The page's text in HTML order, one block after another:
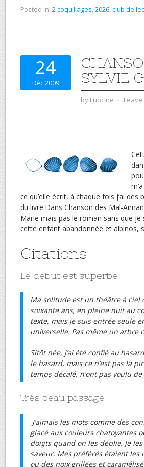
Posted in: 2 coquillages,2026,club de
24
Déc 2009
SYLVIE
by Luocine ⋅
ce qu’elle écrit, à chaque fois j’ai
du livre.Dans Chanson des Mal-
Marie mais pas le roman sans que
cette enfant abandonnée et albinos,
Citations
Le début est superbe
Ma solitude est un théâtre à ciel
soixante ans, en pleine nuit au
texte, mais je suis entrée seule
universelle. Pas même un arbre
Sitôt née, j’ai été confié au
le hasard, mais ce n’est pas la
temps décalé, n’ont pas voulu de
Très beau passage
J’aimais les mots comme des
glacé aux couleurs chatoyantes
doigts quand on les déplie. Je
saveur. Mes préférés étaient les
ou des noix grillées et